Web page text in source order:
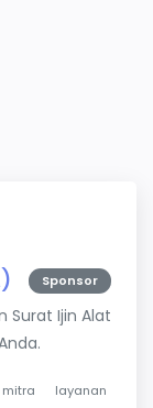
Sponsor
Ijin Alat
layanan